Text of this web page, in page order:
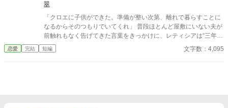
翠
「クロエに子供ができた。準備が整い次第、離れで暮らすことに
なるからそのつもりでいてくれ」 普段ほとんど屋敷にいない夫が
前触れもなく告げてきた言葉をきっかけに、レティシアは“三年
間”の契約を終わらせることにした。 赤の他人を屋敷に迎えるこ
とはしない。 不要なものに感情を砕く理由などない。 「だって、
恋愛 完結 短編 文字数：4,095